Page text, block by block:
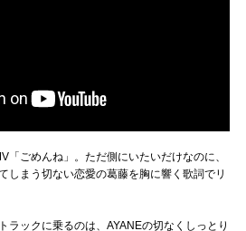
「ごめんね」。ただ側にいたいだけなのに、
しまう切ない恋愛の葛藤を胸に響く歌詞でリ
ラックに乗るのは、AYANEの切なくしっとり